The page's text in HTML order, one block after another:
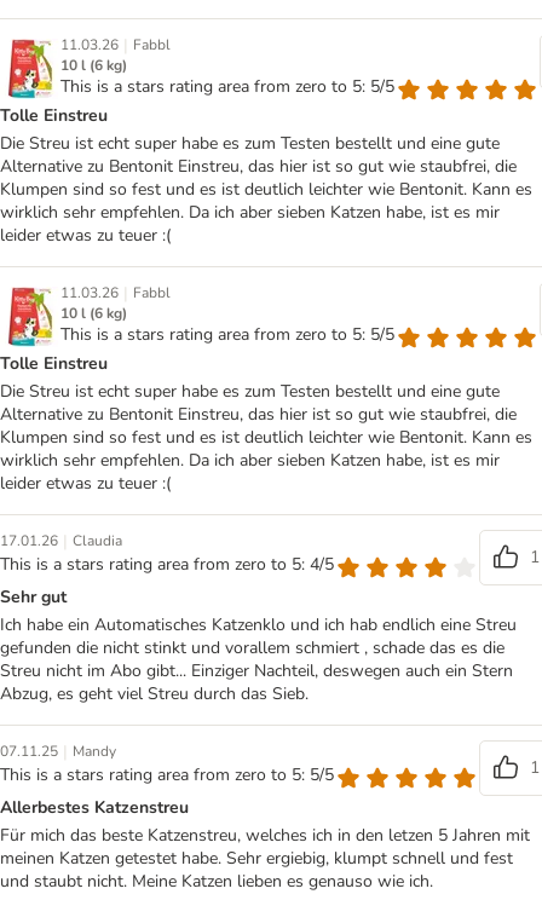
11.03.26 | Fabbl
10 l (6 kg)
This is a stars rating area from zero to 5: 5/5
Tolle Einstreu
Die Streu ist echt super habe es zum Testen bestellt und eine gute
Alternative zu Bentonit Einstreu, das hier ist so gut wie staubfrei, die
Klumpen sind so fest und es ist deutlich leichter wie Bentonit. Kann es
wirklich sehr empfehlen. Da ich aber sieben Katzen habe, ist es mir
leider etwas zu teuer :(
11.03.26 | Fabbl
10 l (6 kg)
This is a stars rating area from zero to 5: 5/5
Tolle Einstreu
Die Streu ist echt super habe es zum Testen bestellt und eine gute
Alternative zu Bentonit Einstreu, das hier ist so gut wie staubfrei, die
Klumpen sind so fest und es ist deutlich leichter wie Bentonit. Kann es
wirklich sehr empfehlen. Da ich aber sieben Katzen habe, ist es mir
leider etwas zu teuer :(
17.01.26 | Claudia
This is a stars rating area from zero to 5: 4/5
1
Sehr gut
Ich habe ein Automatisches Katzenklo und ich hab endlich eine Streu
gefunden die nicht stinkt und vorallem schmiert , schade das es die
Streu nicht im Abo gibt... Einziger Nachteil, deswegen auch ein Stern
Abzug, es geht viel Streu durch das Sieb.
07.11.25 | Mandy
This is a stars rating area from zero to 5: 5/5
1
Allerbestes Katzenstreu
Für mich das beste Katzenstreu, welches ich in den letzen 5 Jahren mit
meinen Katzen getestet habe. Sehr ergiebig, klumpt schnell und fest
und staubt nicht. Meine Katzen lieben es genauso wie ich.